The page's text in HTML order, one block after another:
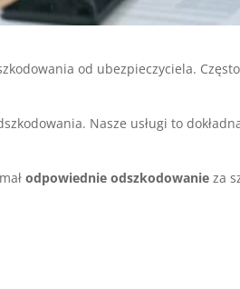
od ubezpieczyciela.
Nasze usługi to
odpowiednie odszkodowanie za